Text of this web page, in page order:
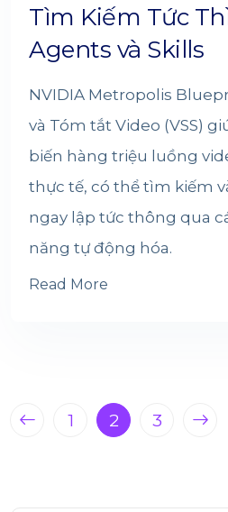
Tìm Kiếm Tức
Agents và Skills
NVIDIA Metropolis
và Tóm tắt Video (VSS)
biến hàng triệu luồng
thực tế, có thể tìm kiếm
ngay lập tức thông qua
năng tự động hóa.
Read More
1 2 3